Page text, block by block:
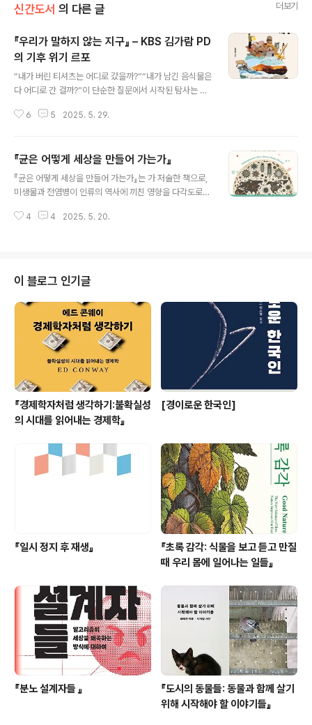
신간도서 의 다른 글 더보기
『우리가 말하지 않는 지구』 – KBS 김가람 PD
의 기후 위기 르포
“내가 버린 티셔츠는 어디로 갔을까?”“내가 남긴 음식물은
다 어디로 간 걸까?”이 단순한 질문에서 시작된 탐사는 곧
『우리가 말하지 않는 지구』는 KBS 을 제작한 김가람 PD
니다. 옷더미를 먹고 있는 소. 그것은 해프닝이 아니라, 가
나 중고의류 시장 근처에서 실제로 촬영된 장면이었습니
다. 김가람 PD는 문득 이렇게 생각합니다. “저 옷더미 속에
답을 찾기 위해, 그는 카메라를 들고 지구 곳곳으로 향합니
6 5 2025. 5. 29.
『균은 어떻게 세상을 만들어 가는가』
『균은 어떻게 세상을 만들어 가는가』는 가 저술한 책으로,
미생물과 전염병이 인류의 역사에 끼친 영향을 다각도로
나19 팬데믹까지 약 5만 년의 인류사를 통찰력 있게 풀어
할을 했다고 주장합니다. 그는 유전학, 생물학, 인류학, 고
고학, 경제학, 역사 등 다양한 분야의 최신 연구를 바탕으
로, 질병이 인류 사회의 구조와 정치, 경제, 종교에 어떻게
영향을 미쳤는지를 설명합니다.예를 들어, 호모 사피엔스
가 네안데르탈인보다 우위를 점한 이유로 질병에 대한 면
역력을 들며, 유럽 식민지 시대에는 유..
4 4 2025. 5. 20.
이 블로그 인기글
『경제학자처럼 생각하기:불확실성
의 시대를 읽어내는 경제학』
[경이로운 한국인]
『일시 정지 후 재생』
『초록 감각: 식물을 보고 듣고 만질
때 우리 몸에 일어나는 일들』
『분노 설계자들 』
『도시의 동물들: 동물과 함께 살기
위해 시작해야 할 이야기들』